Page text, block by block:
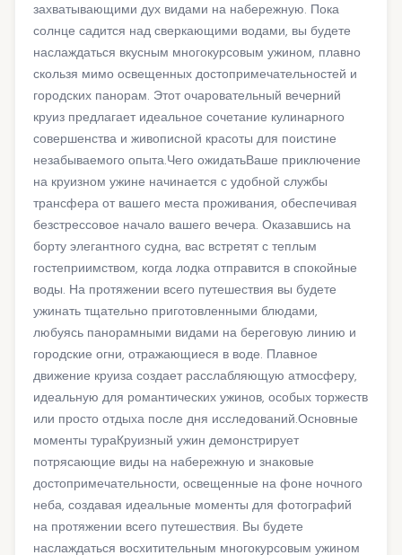
захватывающими дух видами на набережную. Пока
солнце садится над сверкающими водами, вы будете
наслаждаться вкусным многокурсовым ужином, плавно
скользя мимо освещенных достопримечательностей и
городских панорам. Этот очаровательный вечерний
круиз предлагает идеальное сочетание кулинарного
совершенства и живописной красоты для поистине
незабываемого опыта.Чего ожидатьВаше приключение
на круизном ужине начинается с удобной службы
трансфера от вашего места проживания, обеспечивая
безстрессовое начало вашего вечера. Оказавшись на
борту элегантного судна, вас встретят с теплым
гостеприимством, когда лодка отправится в спокойные
воды. На протяжении всего путешествия вы будете
ужинать тщательно приготовленными блюдами,
любуясь панорамными видами на береговую линию и
городские огни, отражающиеся в воде. Плавное
движение круиза создает расслабляющую атмосферу,
идеальную для романтических ужинов, особых торжеств
или просто отдыха после дня исследований.Основные
моменты тураКруизный ужин демонстрирует
потрясающие виды на набережную и знаковые
достопримечательности, освещенные на фоне ночного
неба, создавая идеальные моменты для фотографий
на протяжении всего путешествия. Вы будете
наслаждаться восхитительным многокурсовым ужином